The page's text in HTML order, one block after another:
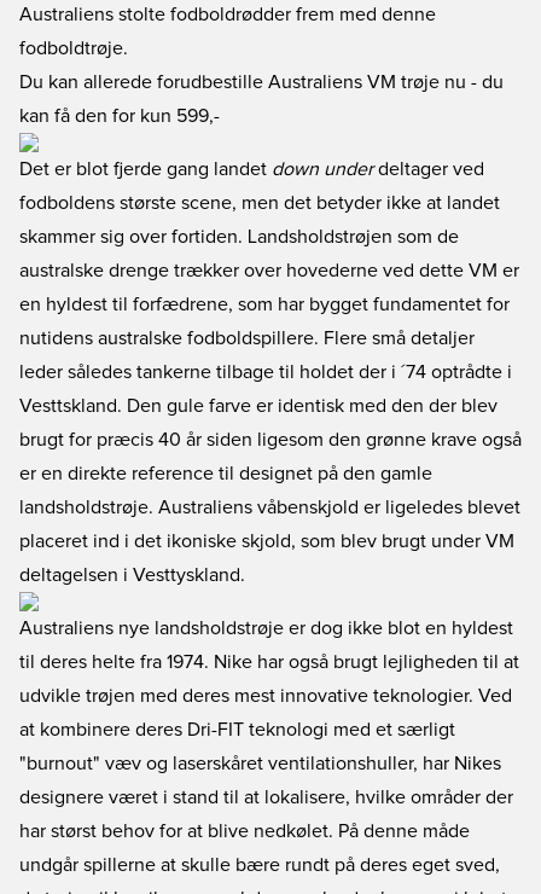
Australiens stolte fodboldrødder frem med denne
fodboldtrøje.
Du kan allerede forudbestille Australiens VM trøje nu - du
kan få den for kun 599,-
Det er blot fjerde gang landet down underdeltager ved
fodboldens største scene, men det betyder ikke at landet
skammer sig over fortiden. Landsholdstrøjen som de
australske drenge trækker over hovederne ved dette VM er
en hyldest til forfædrene, som har bygget fundamentet for
nutidens australske fodboldspillere. Flere små detaljer
leder således tankerne tilbage til holdet der i ´74 optrådte i
Vesttskland. Den gule farve er identisk med den der blev
brugt for præcis 40 år siden ligesom den grønne krave også
er en direkte reference til designet på den gamle
landsholdstrøje. Australiens våbenskjold er ligeledes blevet
placeret ind i det ikoniske skjold, som blev brugt under VM
deltagelsen i Vesttyskland.
Australiens nye landsholdstrøje er dog ikke blot en hyldest
til deres helte fra 1974. Nike har også brugt lejligheden til at
udvikle trøjen med deres mest innovative teknologier. Ved
at kombinere deres Dri-FIT teknologi med et særligt
"burnout" væv og laserskåret ventilationshuller, har Nikes
designere været i stand til at lokalisere, hvilke områder der
har størst behov for at blive nedkølet. På denne måde
undgår spillerne at skulle bære rundt på deres eget sved,